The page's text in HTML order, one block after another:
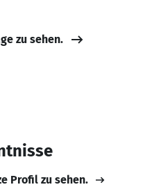
zu sehen.
Profil zu sehen.